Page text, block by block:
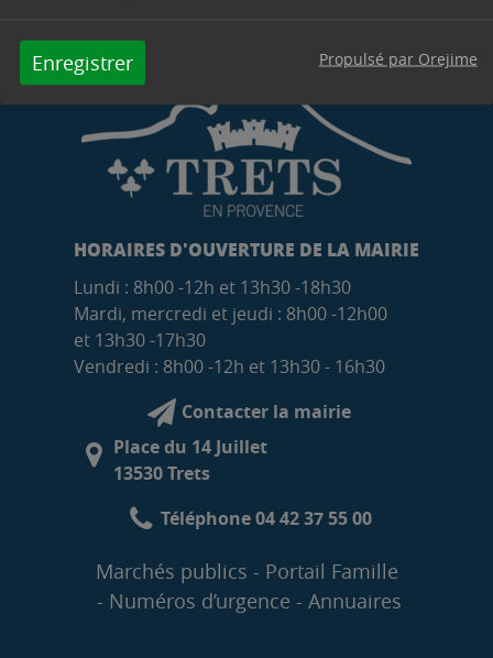
Enregistrer Propulsé par Orejime
HORAIRES D'OUVERTURE DE LA MAIRIE
Lundi : 8h00 -12h et 13h30 -18h30
Mardi, mercredi et jeudi : 8h00 -12h00
et 13h30 -17h30
Vendredi : 8h00 -12h et 13h30 - 16h30
Contacter la mairie
Place du 14 Juillet
13530 Trets
Téléphone 04 42 37 55 00
Marchés publics
Portail Famille
Numéros d’urgence
Annuaires